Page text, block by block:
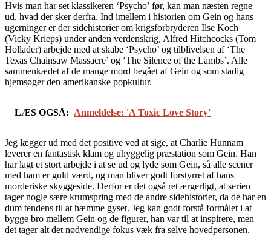
Hvis man har set klassikeren ‘Psycho’ før, kan man næsten regne
ud, hvad der sker derfra. Ind imellem i historien om Gein og hans
ugerninger er der sidehistorier om krigsforbryderen Ilse Koch
(Vicky Krieps) under anden verdenskrig, Alfred Hitchcocks (Tom
Hollader) arbejde med at skabe ‘Psycho’ og tilblivelsen af ‘The
Texas Chainsaw Massacre’ og ‘The Silence of the Lambs’. Alle
sammenkædet af de mange mord begået af Gein og som stadig
hjemsøger den amerikanske popkultur.
LÆS OGSÅ: Anmeldelse: 'A Toxic Love Story'
Jeg lægger ud med det positive ved at sige, at Charlie Hunnam
leverer en fantastisk klam og uhyggelig præstation som Gein. Han
har lagt et stort arbejde i at se ud og lyde som Gein, så alle scener
med ham er guld værd, og man bliver godt forstyrret af hans
morderiske skyggeside. Derfor er det også ret ærgerligt, at serien
tager nogle sære krumspring med de andre sidehistorier, da de har en
dum tendens til at hæmme gyset. Jeg kan godt forstå formålet i at
bygge bro mellem Gein og de figurer, han var til at inspirere, men
det tager alt det nødvendige fokus væk fra selve hovedpersonen.